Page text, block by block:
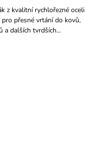
z kvalitní rychlořezné oceli
pro přesné vrtání do kovů,
a dalších tvrdších...